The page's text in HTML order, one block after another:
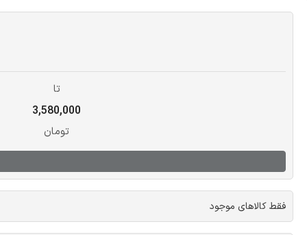
تا
3,580,000
تومان
فقط کالاهای موجود